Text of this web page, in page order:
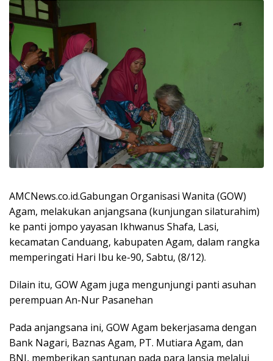
AMCNews.co.id.Gabungan Organisasi Wanita (GOW)
Agam, melakukan anjangsana (kunjungan silaturahim)
ke panti jompo yayasan Ikhwanus Shafa, Lasi,
kecamatan Canduang, kabupaten Agam, dalam rangka
memperingati Hari Ibu ke-90, Sabtu, (8/12).
Dilain itu, GOW Agam juga mengunjungi panti asuhan
perempuan An-Nur Pasanehan
Pada anjangsana ini, GOW Agam bekerjasama dengan
Bank Nagari, Baznas Agam, PT. Mutiara Agam, dan
BNI, memberikan santunan pada para lansia melalui